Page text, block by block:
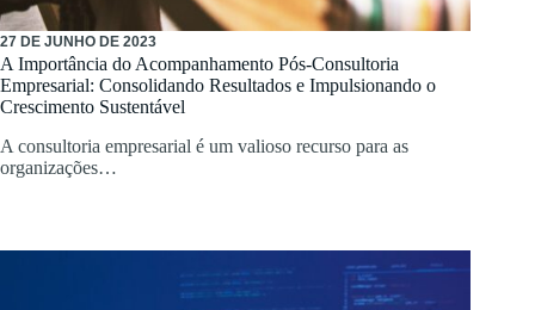
27 DE JUNHO DE 2023
A Importância do Acompanhamento Pós-Consultoria
Empresarial: Consolidando Resultados e Impulsionando o
Crescimento Sustentável
A consultoria empresarial é um valioso recurso para as
organizações…